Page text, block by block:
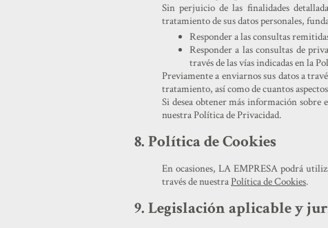
Sin perjuicio de las finalidades
tratamiento de sus datos personales,
Responder a las consultas
Responder a las consultas de
través de las vías indicadas en la
Previamente a enviarnos sus datos a
tratamiento, así como de cuantos
Si desea obtener más información sobre
nuestra Política de Privacidad.
8. Política de Cookies
En ocasiones, LA EMPRESA podrá
través de nuestraPolítica de Cookies.
9. Legislación aplicable y